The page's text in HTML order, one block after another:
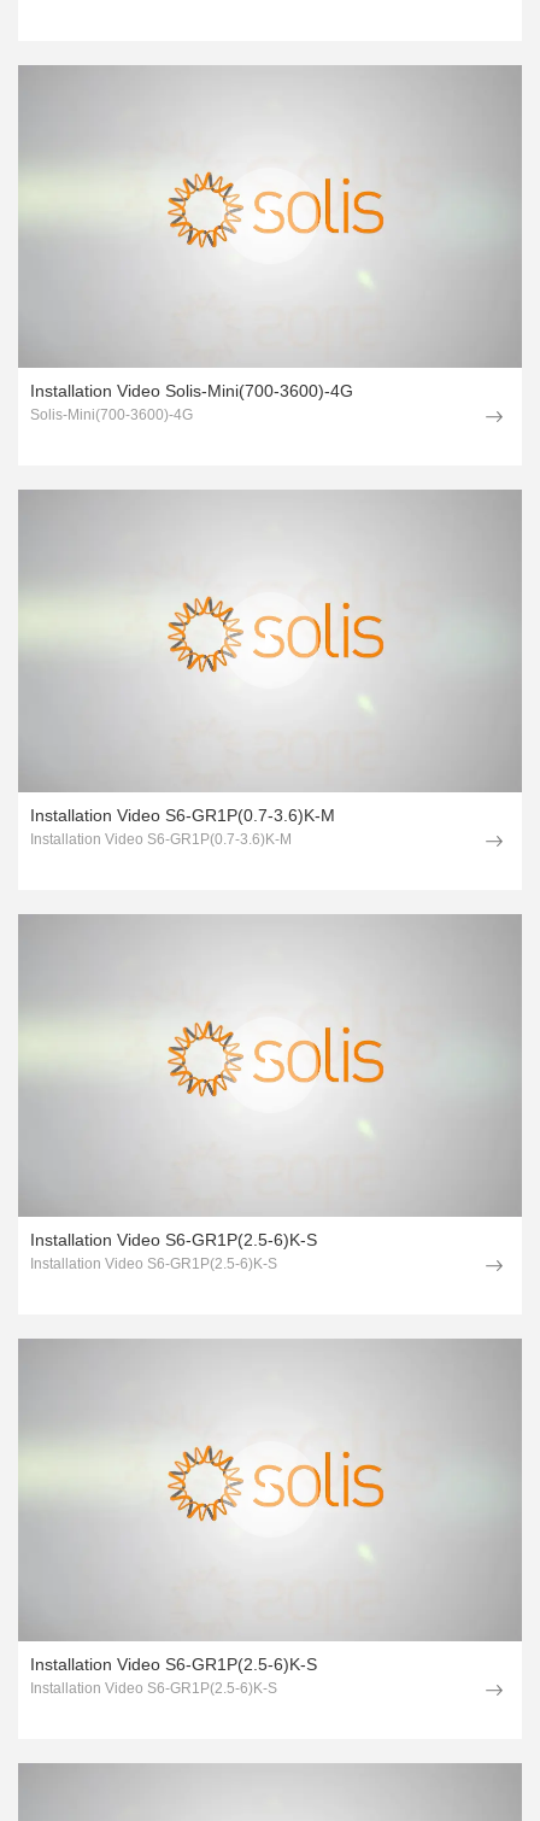
Installation Video Solis-Mini(700-3600)-4G
Solis-Mini(700-3600)-4G
Installation Video S6-GR1P(0.7-3.6)K-M
Installation Video S6-GR1P(0.7-3.6)K-M
Installation Video S6-GR1P(2.5-6)K-S
Installation Video S6-GR1P(2.5-6)K-S
Installation Video S6-GR1P(2.5-6)K-S
Installation Video S6-GR1P(2.5-6)K-S